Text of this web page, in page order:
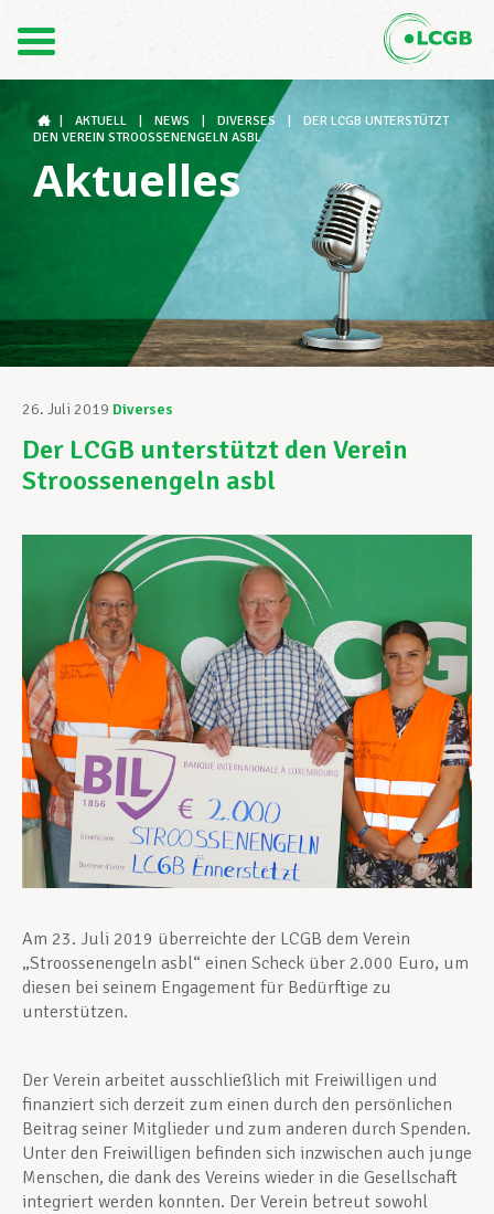
FR
Der LCGB
Gewerkschaftsstrukturen
Unterstützung im Arbeitsalltag
Ihre Rechte
Unterstützung im Privatleben
Berufliche Weiterentwicklung
Mitglied werden
Aktuell
AKTUELL NEWS DIVERSES
DER LCGB UNTERSTÜTZT
DEN VEREIN STROOSSENENGELN ASBL
Aktuelles
26. Juli 2019 Diverses
Der LCGB unterstützt den Verein
Stroossenengeln asbl
Am 23. Juli 2019 überreichte der LCGB dem Verein
„Stroossenengeln asbl“ einen Scheck über 2.000 Euro, um
diesen bei seinem Engagement für Bedürftige zu
unterstützen.
Der Verein arbeitet ausschließlich mit Freiwilligen und
finanziert sich derzeit zum einen durch den persönlichen
Beitrag seiner Mitglieder und zum anderen durch Spenden.
Unter den Freiwilligen befinden sich inzwischen auch junge
Menschen, die dank des Vereins wieder in die Gesellschaft
integriert werden konnten. Der Verein betreut sowohl